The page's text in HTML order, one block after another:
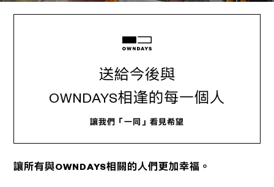
送給今後與
OWNDAYS相逢的每一個人
讓我們「一同」看見希望
讓所有與OWNDAYS相關的人們更加幸福。